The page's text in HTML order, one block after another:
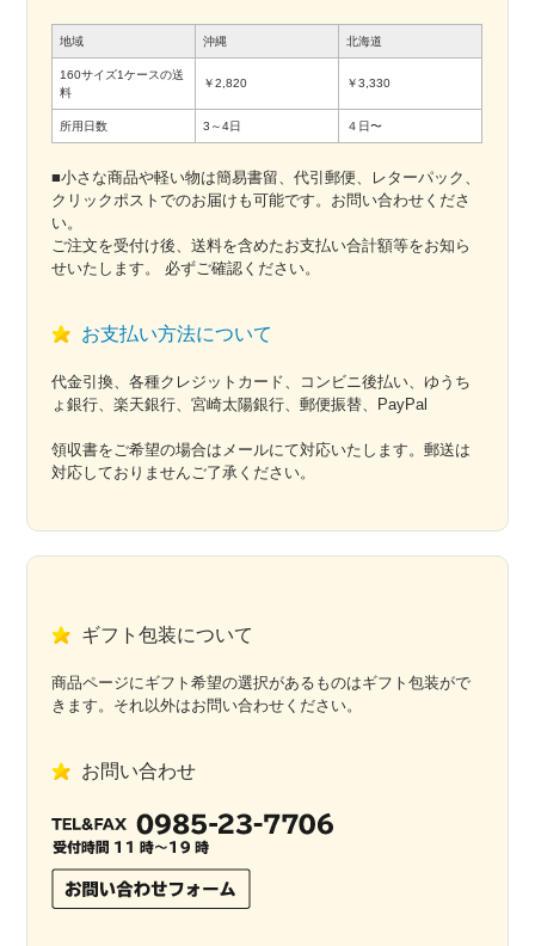
地域 沖縄 北海道
160サイズ1ケースの送
料
￥2,820 ￥3,330
所用日数 3～4日 ４日〜
■小さな商品や軽い物は簡易書留、代引郵便、レターパック、
クリックポストでのお届けも可能です。お問い合わせくださ
い。
ご注文を受付け後、送料を含めたお支払い合計額等をお知ら
せいたします。 必ずご確認ください。
お支払い方法について
代金引換、各種クレジットカード、コンビニ後払い、ゆうち
ょ銀行、楽天銀行、宮崎太陽銀行、郵便振替、PayPal
領収書をご希望の場合はメールにて対応いたします。郵送は
対応しておりませんご了承ください。
ギフト包装について
商品ページにギフト希望の選択があるものはギフト包装がで
きます。それ以外はお問い合わせください。
お問い合わせ